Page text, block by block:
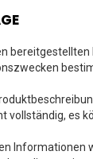
bereitgestellten
vollständig, es
Informationen